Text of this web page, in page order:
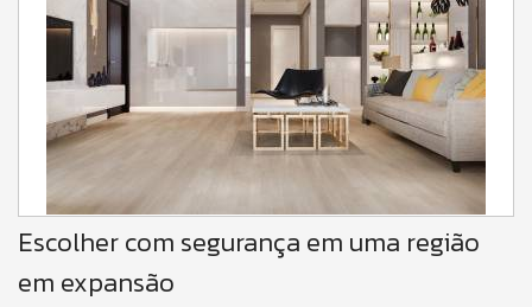
Escolher com segurança em uma região
em expansão